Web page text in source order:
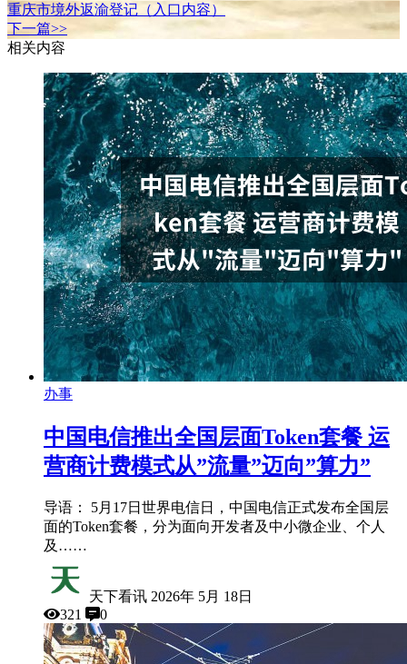
重庆市境外返渝登记（入口内容）
下一篇>>
相关内容
办事
中国电信推出全国层面Token套餐 运
营商计费模式从”流量”迈向”算力”
导语： 5月17日世界电信日，中国电信正式发布全国层
面的Token套餐，分为面向开发者及中小微企业、个人
及……
天下看讯 2026年 5月 18日
321
0